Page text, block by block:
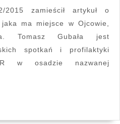
Ojcowskie
spotkania.
Profilaktyka
zagrożeń
w
Dolinie
ma miejsce w Ojcowie,
Tomasz Gubała jest
spotkań i profilaktyki
w osadzie nazwanej